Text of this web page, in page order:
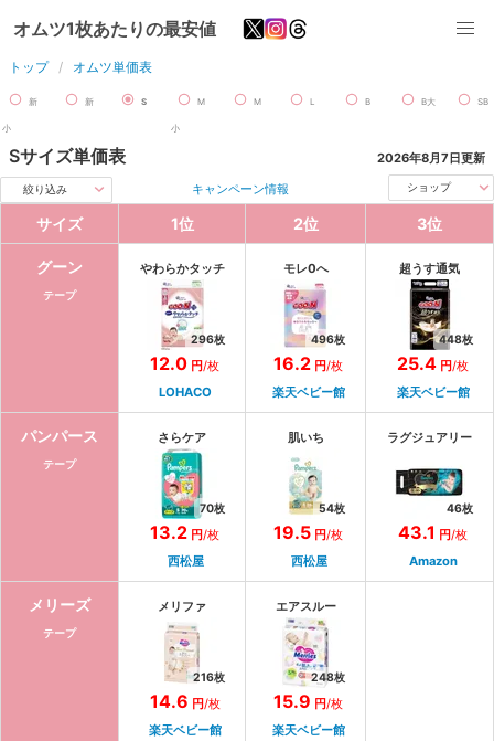
オムツ1枚あたりの最安値
トップ オムツ単価表
新
小
新 S M
小
M L B B大 SB
Sサイズ単価表 2026年8月7日更新
絞り込み キャンペーン情報 ショップ
サイズ 1位 2位 3位
グーン
テープ
やわらかタッチ
296枚
12.0 円/枚
LOHACO
モレ0へ
496枚
16.2 円/枚
楽天ベビー館
超うす通気
448枚
25.4 円/枚
楽天ベビー館
パンパース
テープ
さらケア
70枚
13.2 円/枚
西松屋
肌いち
54枚
19.5 円/枚
西松屋
ラグジュアリー
46枚
43.1 円/枚
Amazon
メリーズ
テープ
メリファ
216枚
14.6 円/枚
楽天ベビー館
エアスルー
248枚
15.9 円/枚
楽天ベビー館